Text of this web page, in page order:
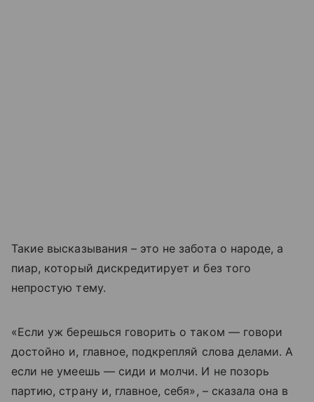
Такие высказывания – это не забота о народе, а
пиар, который дискредитирует и без того
непростую тему.
«Если уж берешься говорить о таком — говори
достойно и, главное, подкрепляй слова делами. А
если не умеешь — сиди и молчи. И не позорь
партию, страну и, главное, себя», – сказала она в